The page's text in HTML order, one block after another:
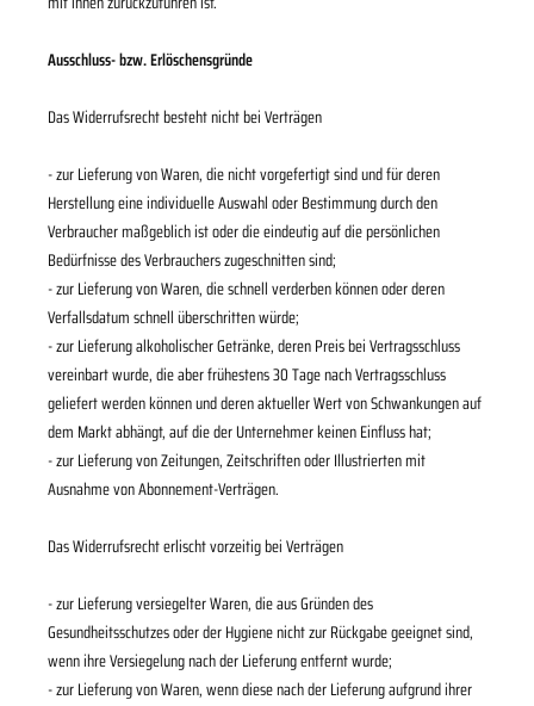
Ausschluss- bzw. Erlöschensgründe
Das Widerrufsrecht besteht nicht bei Verträgen
- zur Lieferung von Waren, die nicht vorgefertigt sind und für deren
Herstellung eine individuelle Auswahl oder Bestimmung durch den
Verbraucher maßgeblich ist oder die eindeutig auf die persönlichen
Bedürfnisse des Verbrauchers zugeschnitten sind;
- zur Lieferung von Waren, die schnell verderben können oder deren
Verfallsdatum schnell überschritten würde;
- zur Lieferung alkoholischer Getränke, deren Preis bei Vertragsschluss
vereinbart wurde, die aber frühestens 30 Tage nach Vertragsschluss
geliefert werden können und deren aktueller Wert von Schwankungen auf
dem Markt abhängt, auf die der Unternehmer keinen Einfluss hat;
- zur Lieferung von Zeitungen, Zeitschriften oder Illustrierten mit
Ausnahme von Abonnement-Verträgen.
Das Widerrufsrecht erlischt vorzeitig bei Verträgen
- zur Lieferung versiegelter Waren, die aus Gründen des
Gesundheitsschutzes oder der Hygiene nicht zur Rückgabe geeignet sind,
wenn ihre Versiegelung nach der Lieferung entfernt wurde;
- zur Lieferung von Waren, wenn diese nach der Lieferung aufgrund ihrer